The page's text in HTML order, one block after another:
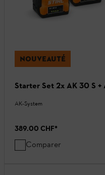
NOUVEAUTÉ
Starter Set 2x AK 30 S +
AK-System
389.00 CHF*
Comparer